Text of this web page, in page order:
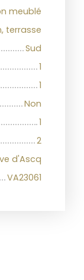
meublé
terrasse
Sud
1
1
Non
1
2
d'Ascq
VA23061